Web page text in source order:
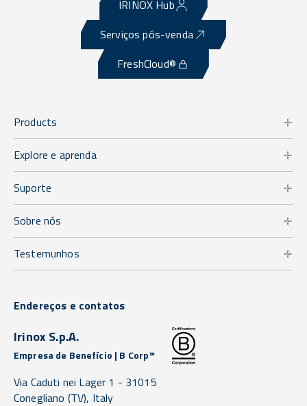
IRINOX Hub
Serviços pós-venda
FreshCloud®
Products
Explore e aprenda
Suporte
Sobre nós
Testemunhos
Endereços e contatos
Irinox S.p.A.
Empresa de Benefício | B Corp™
Via Caduti nei Lager 1 - 31015
Conegliano (TV), Italy